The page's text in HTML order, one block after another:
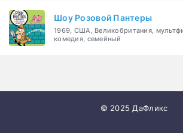
Шоу Розовой Пантеры
1969, США, Великобритания,
комедия, семейный
© 2025 ДаФликс